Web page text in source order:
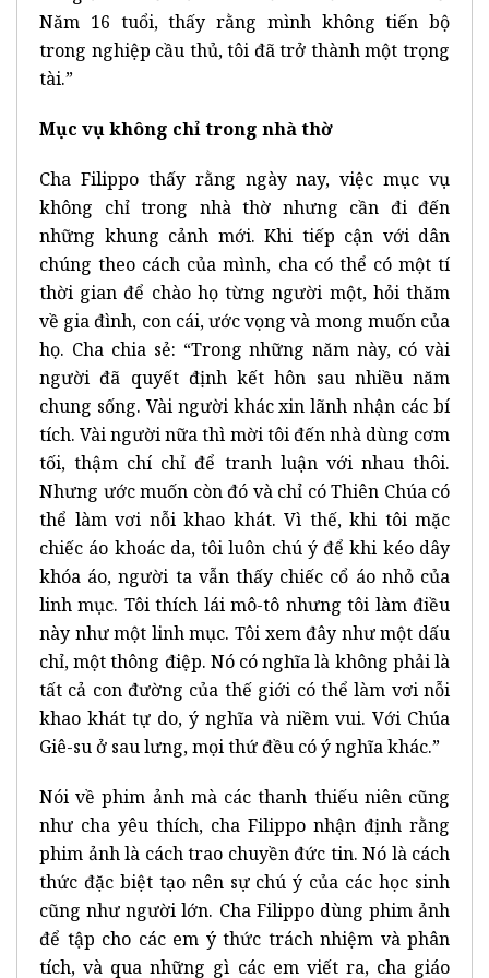
Năm 16 tuổi, thấy rằng mình không tiến bộ
trong nghiệp cầu thủ, tôi đã trở thành một trọng
tài.”
Mục vụ không chỉ trong nhà thờ
Cha Filippo thấy rằng ngày nay, việc mục vụ
không chỉ trong nhà thờ nhưng cần đi đến
những khung cảnh mới. Khi tiếp cận với dân
chúng theo cách của mình, cha có thể có một tí
thời gian để chào họ từng người một, hỏi thăm
về gia đình, con cái, ước vọng và mong muốn của
họ. Cha chia sẻ: “Trong những năm này, có vài
người đã quyết định kết hôn sau nhiều năm
chung sống. Vài người khác xin lãnh nhận các bí
tích. Vài người nữa thì mời tôi đến nhà dùng cơm
tối, thậm chí chỉ để tranh luận với nhau thôi.
Nhưng ước muốn còn đó và chỉ có Thiên Chúa có
thể làm vơi nỗi khao khát. Vì thế, khi tôi mặc
chiếc áo khoác da, tôi luôn chú ý để khi kéo dây
khóa áo, người ta vẫn thấy chiếc cổ áo nhỏ của
linh mục. Tôi thích lái mô-tô nhưng tôi làm điều
này như một linh mục. Tôi xem đây như một dấu
chỉ, một thông điệp. Nó có nghĩa là không phải là
tất cả con đường của thế giới có thể làm vơi nỗi
khao khát tự do, ý nghĩa và niềm vui. Với Chúa
Giê-su ở sau lưng, mọi thứ đều có ý nghĩa khác.”
Nói về phim ảnh mà các thanh thiếu niên cũng
như cha yêu thích, cha Filippo nhận định rằng
phim ảnh là cách trao chuyền đức tin. Nó là cách
thức đặc biệt tạo nên sự chú ý của các học sinh
cũng như người lớn. Cha Filippo dùng phim ảnh
để tập cho các em ý thức trách nhiệm và phân
tích, và qua những gì các em viết ra, cha giáo